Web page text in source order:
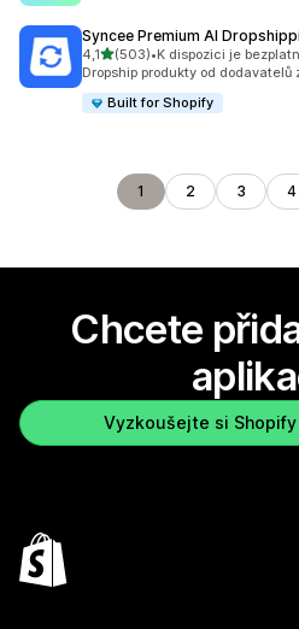
Syncee Premium AI
4,1z 5 hvězd
(503)
Celkový počet recenzí: 503
•K dispozici je
Dropship produkty od dodavatelů
Built for Shopify
1 2 3 4
Chcete
Vyzkoušejte si Shopify